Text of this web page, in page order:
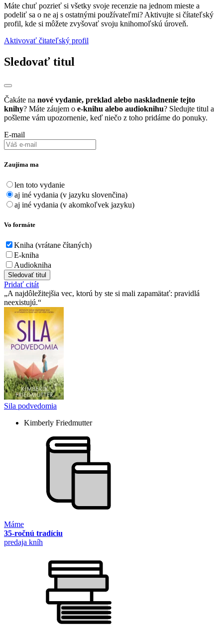
Máte chuť pozrieť si všetky svoje recenzie na jednom mieste a
podeliť sa o ne aj s ostatnými používateľmi? Aktivujte si čítateľský
profil, kde si môžete zvyšovať svoju knihomoľskú úroveň.
Aktivovať čitateľský profil
Sledovať titul
Čakáte na nové vydanie, preklad alebo naskladnenie tejto
knihy? Máte záujem o e-knihu alebo audioknihu? Sledujte titul a
pošleme vám upozornenie, keď niečo z toho pridáme do ponuky.
E-mail
Zaujíma ma
len toto vydanie
aj iné vydania (v jazyku slovenčina)
aj iné vydania (v akomkoľvek jazyku)
Vo formáte
Kniha (vrátane čítaných)
E-kniha
Audiokniha
Sledovať titul
Pridať citát
A najdôležitejšia vec, ktorú by ste si mali zapamätať: pravidlá
neexistujú.
Sila podvedomia
Kimberly Friedmutter
Máme
35-ročnú tradíciu
predaja kníh